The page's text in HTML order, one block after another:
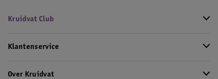
Kruidvat Club
Klantenservice
Over Kruidvat